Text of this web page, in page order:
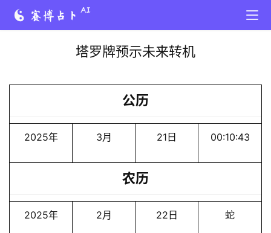
塔罗牌预示未来转机
公历
2025年 3月 21日 00:10:43
农历
2025年 2月 22日 蛇